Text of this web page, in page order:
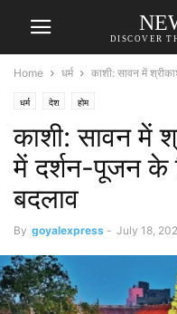
DISCOVER
Home धर्म काशी: सावन में
धर्म देश होम
काशी: सावन में
में दर्शन-पूजन के
बदलाव
By goyalexpress - July 18,